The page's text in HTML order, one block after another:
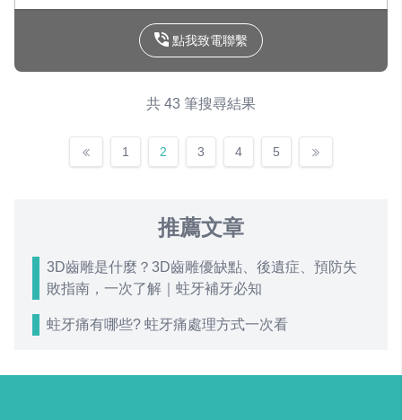
點我致電聯繫
共 43 筆搜尋結果
1 2 3 4 5
推薦文章
3D齒雕是什麼？3D齒雕優缺點、後遺症、預防失
敗指南，一次了解｜蛀牙補牙必知
蛀牙痛有哪些? 蛀牙痛處理方式一次看